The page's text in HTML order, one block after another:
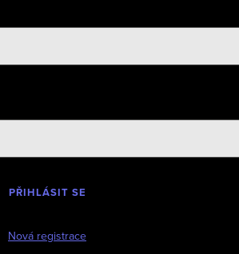
PŘIHLÁSIT SE
Nová registrace